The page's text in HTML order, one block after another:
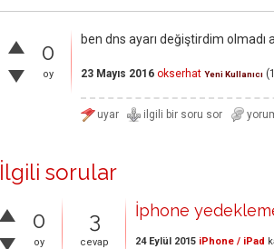
0
oy
ben dns ayarı değiştirdim olmadı
23 Mayıs 2016 okserhat Yeni Kullanıcı (
İlgili sorular
0
oy
3
cevap
İphone
24 Eylül 2015 iPhone / iPad